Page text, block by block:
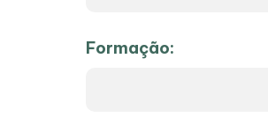
Formação: